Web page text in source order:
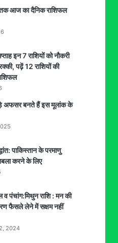
तक आज का दैनिक राशिफल
इन 7 राशियों को नौकरी
पढ़ें 12 राशियों की
अफसर बनते हैं इस मूलांक के
पाकिस्तान के परमाणु
करने के लिए
पंचांग:मिथुन राशि : मन की
फैसले लेने में सक्षम नहीं
2024